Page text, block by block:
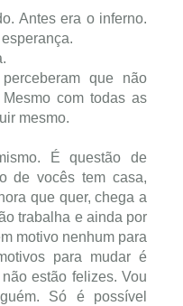
Antes era o inferno.
que não
com todas as
mesmo.
É questão de
de vocês tem casa,
que quer, chega a
trabalha e ainda por
motivo nenhum para
para mudar é
estão felizes. Vou
Só é possível